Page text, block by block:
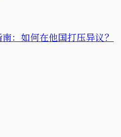
：如何在他国打压异议？